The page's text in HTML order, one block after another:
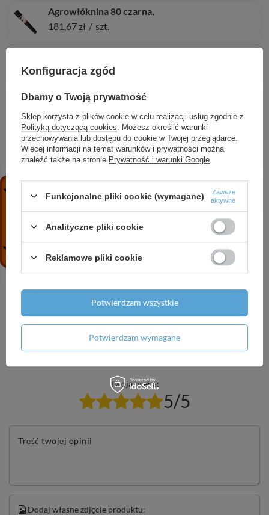
Agrowłóknina 80 czarna,
181,67 zł / szt.
0,41 zł / szt.
Agrotkanina antychwastowa PP, czarna UV, 70g,
46,17 zł / szt.
Agrowłóknina 80 czarna,
145,47 zł / szt.
9,51 zł / szt.
Potrzebujesz pomocy? Masz pytania?
Zadaj pytanie a my odpowiemy niezwłocznie,
Napisz swoją opinię
Twoja ocena:
5/5
Treść twojej opinii
Dodaj własne zdjęcie produktu:
Konfiguracja zgód
Dbamy o Twoją prywatność
Sklep korzysta z plików cookie w celu realizacji usług zgodnie z
Polityką dotyczącą cookies . Możesz określić warunki
przechowywania lub dostępu do cookie w Twojej przeglądarce.
Więcej informacji na temat warunków i prywatności można
znaleźć także na stronie Prywatność i warunki Google
Funkcjonalne pliki cookie (wymagane)
Zawsze
aktywne
Analityczne pliki cookie
Reklamowe pliki cookie
Potwierdzam wymagane
Potwierdzam wszystkie